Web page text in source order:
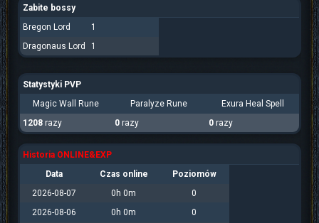
Zabite bossy
Bregon Lord
1
Dragonaus Lord
1
Statystyki PVP
Magic Wall Rune
Paralyze Rune
Exura Heal Spell
1208 razy 0 razy 0 razy
Historia ONLINE&EXP
Data
Czas online
Poziomów
2026-08-07
0h 0m
0
2026-08-06
0h 0m
0